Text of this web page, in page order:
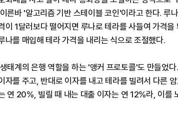
른바 '알고리즘 기반 스테이블 코인'이라고 한다. 루
이 1달러보다 떨어지면 루나로 테라를 사들여 가격
나를 매입해 테라 가격을 내리는 식으로 조절했다.
태계의 은행 역할을 하는 '앵커 프로토콜'도 만들었다
자를 주고, 반대로 이자를 내고 테라를 빌려서 다른
연 20%, 빌릴 때 내는 대출 이자는 연 12%라, 이를